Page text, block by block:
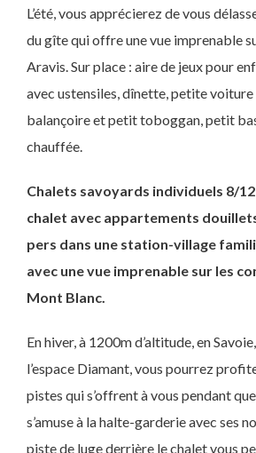
L’été, vous apprécierez de vous
du gîte qui offre une vue imprenable
Aravis. Sur place : aire de jeux pour
avec ustensiles, dînette, petite
balançoire et petit toboggan, petit
chauffée.
Chalets savoyards individuels 8/
chalet avec appartements
pers dans une station-village
avec une vue imprenable sur les
Mont Blanc.
En hiver, à 1200m d’altitude, en
l’espace Diamant, vous pourrez
pistes qui s’offrent à vous pendant
s’amuse à la halte-garderie avec ses
piste de luge derrière le chalet vous